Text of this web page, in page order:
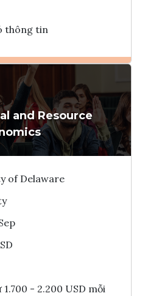
thông tin
Ghi danh
Tham vấn Interlink
and Resource
of Delaware
1.700 - 2.200 USD mỗi